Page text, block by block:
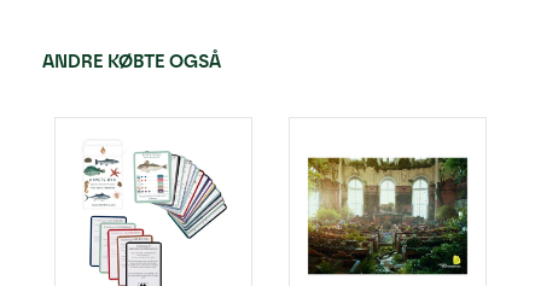
ANDRE KØBTE OGSÅ